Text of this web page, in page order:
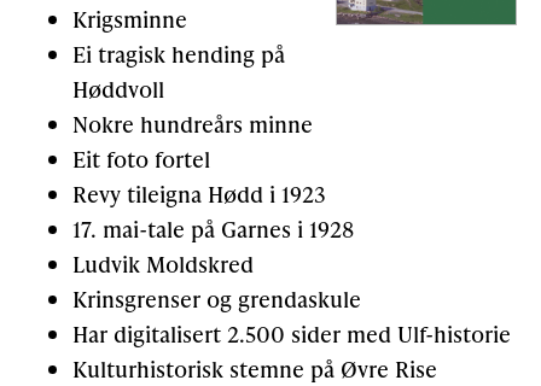
Krigsminne
Ei tragisk hending på
Høddvoll
Nokre hundreårs minne
Eit foto fortel
Revy tileigna Hødd i 1923
17. mai-tale på Garnes i 1928
Ludvik Moldskred
Krinsgrenser og grendaskule
Har digitalisert 2.500 sider med Ulf-historie
Kulturhistorisk stemne på Øvre Rise